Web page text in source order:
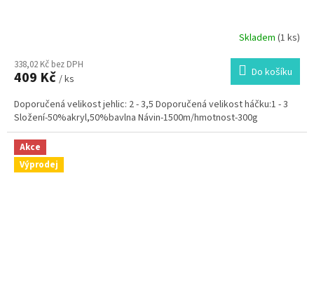
Skladem (1 ks)
338,02 Kč bez DPH
409 Kč / ks Do košíku
Doporučená velikost jehlic: 2 - 3,5 Doporučená velikost háčku:1 - 3
Složení-50%akryl,50%bavlna Návin-1500m/hmotnost-300g
Akce
Výprodej